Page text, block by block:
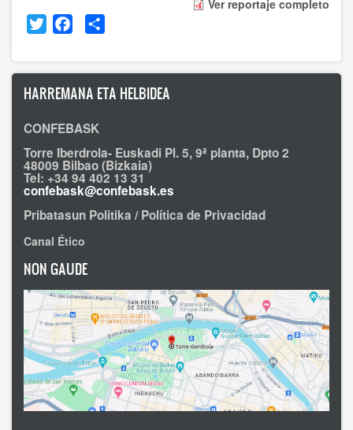
Ver reportaje completo
Twitter Facebook
HARREMANA ETA HELBIDEA
CONFEBASK
Torre Iberdrola- Euskadi Pl. 5, 9ª planta, Dpto 2
48009 Bilbao (Bizkaia)
Tel: +34 94 402 13 31
confebask@confebask.es
Pribatasun Politika / Política de Privacidad
Canal Ético
NON GAUDE